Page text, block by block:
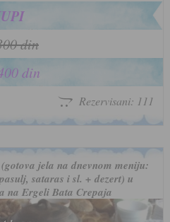
din
din
Rezervisani: 111
jela na dnevnom meniju:
sataras i sl. + dezert) u
na Ergeli Bata Crepaja